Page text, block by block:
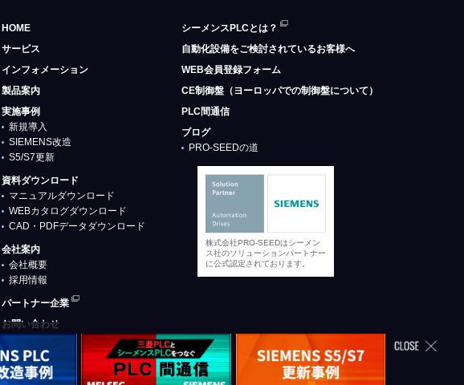
HOME
サービス
インフォメーション
製品案内
実施事例
新規導入
SIEMENS改造
S5/S7更新
資料ダウンロード
マニュアルダウンロード
WEBカタログダウンロード
CAD・PDFデータダウンロード
会社案内
会社概要
採用情報
パートナー企業
お問い合わせ
シーメンスPLCとは？
自動化設備をご検討されているお客様へ
WEB会員登録フォーム
CE制御盤（ヨーロッパでの制御盤について）
PLC間通信
ブログ
PRO-SEEDの道
株式会社PRO-SEEDはシーメン
ス社のソリューションパートナー
に公式認定されております。